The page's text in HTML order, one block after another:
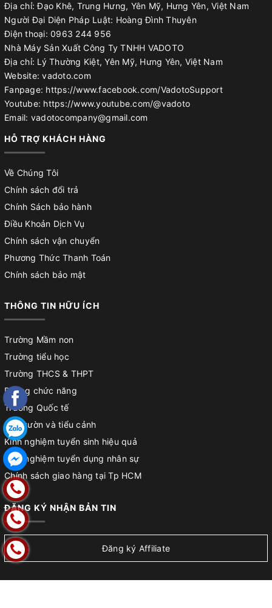
Địa chỉ: Đạo Khê, Trung Hưng, Yên Mỹ, Hưng Yên, Việt Nam
Người Đại Diện Pháp Luật: Hoàng Đình Thuyên
Điện thoại: 0963 244 956
Nhà Máy Sản Xuất Công Ty TNHH VADOTO
Địa chỉ: Lý Thường Kiệt, Yên Mỹ, Hưng Yên, Việt Nam
Website: vadoto.com
Fanpage: https://www.facebook.com/VadotoSupport
Youtube: https://www.youtube.com/@vadoto
Email: vadotocompany@gmail.com
HỖ TRỢ KHÁCH HÀNG
Về Chúng Tôi
Chính sách đổi trả
Chính Sách bảo hành
Điều Khoản Dịch Vụ
Chính sách vận chuyển
Phương Thức Thanh Toán
Chính sách bảo mật
THÔNG TIN HỮU ÍCH
Trường Mầm non
Trường tiểu học
Trường THCS & THPT
Phòng chức năng
Trường Quốc tế
Sân vườn và tiểu cảnh
Kinh nghiệm tuyển sinh hiệu quả
Kinh nghiệm tuyển dụng nhân sự
Chính sách giao hàng tại Tp HCM
Chính sách đổi trả
Chính sách bảo hành sản phẩm
Hướng dẫn lắp đặt sản phẩm
Hướng dẫn mua hàng
Hướng dẫn thanh toán
ĐĂNG KÝ NHẬN BẢN TIN
Đăng ký Affiliate